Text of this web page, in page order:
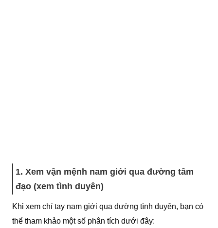
1. Xem vận mệnh nam giới qua đường tâm
đạo (xem tình duyên)
Khi xem chỉ tay nam giới qua đường tình duyên, bạn có
thể tham khảo một số phân tích dưới đây: